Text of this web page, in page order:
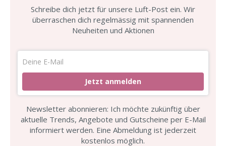
Schreibe dich jetzt für unsere Luft-Post ein. Wir
überraschen dich regelmässig mit spannenden
Neuheiten und Aktionen
Jetzt anmelden
Newsletter abonnieren: Ich möchte zukünftig über
aktuelle Trends, Angebote und Gutscheine per E-Mail
informiert werden. Eine Abmeldung ist jederzeit
kostenlos möglich.